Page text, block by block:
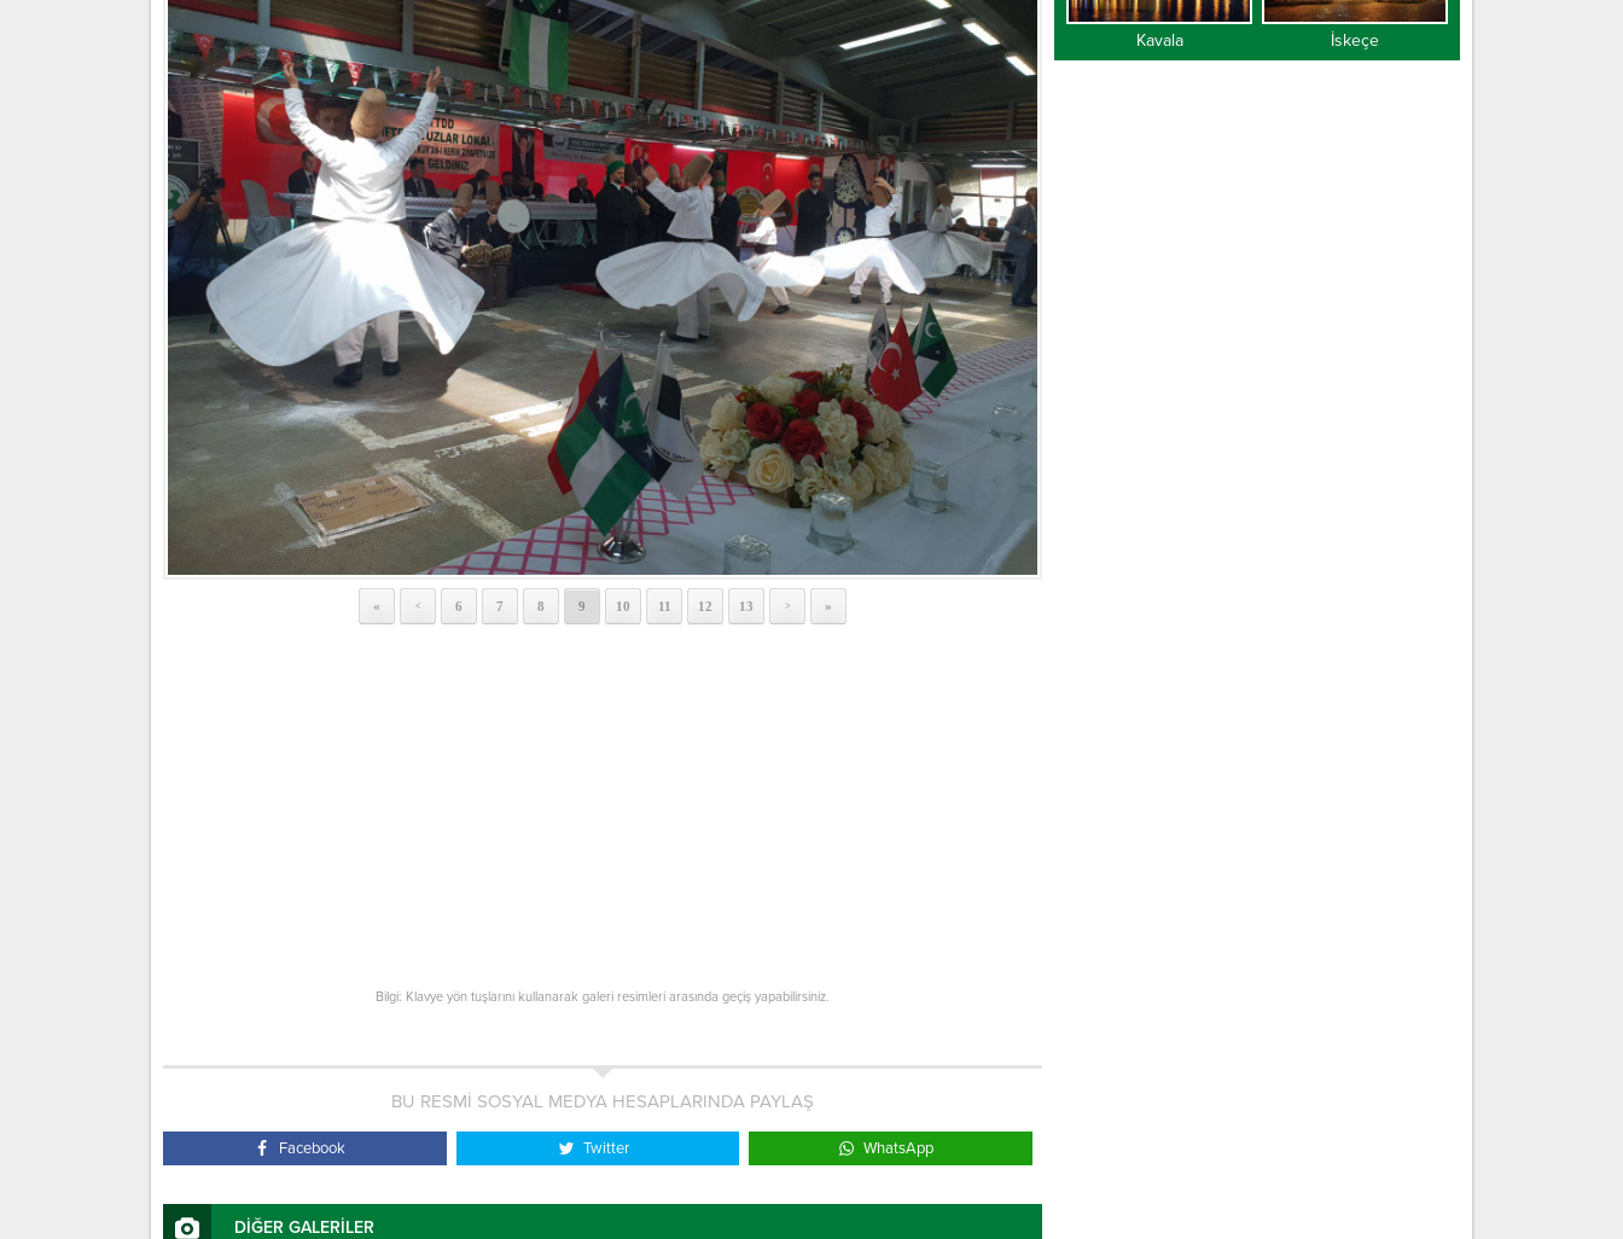
« < 6 7 8 9 10 11 12 13 > »
Bilgi: Klavye yön tuşlarını kullanarak galeri resimleri arasında geçiş yapabilirsiniz.
BU RESMİ SOSYAL MEDYA HESAPLARINDA PAYLAŞ
Facebook Twitter WhatsApp
DİĞER GALERİLER
Kavala İskeçe